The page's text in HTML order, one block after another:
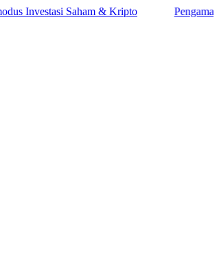
Saham & Kripto Pengamat